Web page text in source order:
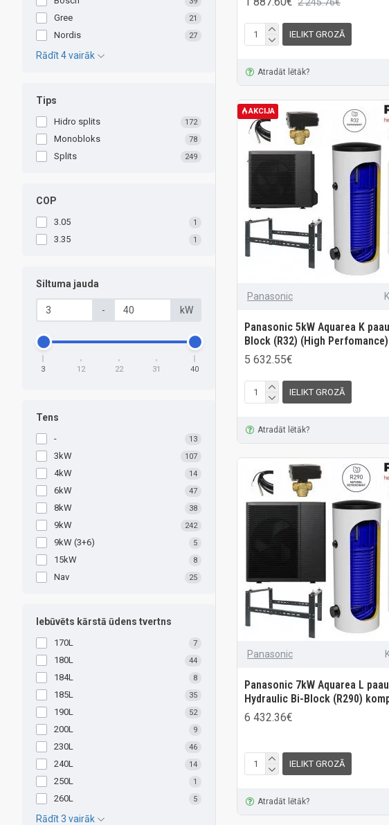
Gree 21
Nordis 27
Rādīt 4 vairāk
Tips
Hidro splits 172
Monobloks 78
Splits 249
COP
3.05 1
3.35 1
Siltuma jauda
- kW
3 12 22 31 40
Tens
- 13
3kW 107
4kW 14
6kW 47
8kW 38
9kW 242
9kW (3+6) 5
15kW 8
Nav 25
Iebūvēts kārstā ūdens tvertns
170L 7
180L 44
184L 8
185L 35
190L 52
200L 9
230L 46
240L 14
250L 1
260L 5
Rādīt 3 vairāk
IELIKT GROZĀ
Atradāt lētāk?
AKCIJA
Panasonic
Panasonic 5kW Aquarea K
Block (R32) (High
5 632.55€
IELIKT GROZĀ
Atradāt lētāk?
Panasonic
Panasonic 7kW Aquarea L
Hydraulic Bi-Block (R290)
6 432.36€
IELIKT GROZĀ
Atradāt lētāk?